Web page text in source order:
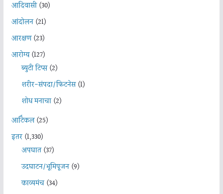
आदिवासी(30)
आंदोलन(21)
आरक्षण(23)
आरोग्य(127)
ब्युटी टिप्स(2)
शरीर-संपदा/फिटनेस(1)
शोध मनाचा(2)
आर्टिकल(25)
इतर(1,330)
अपघात(37)
उदघाटन/भूमिपूजन(9)
काव्यमंच(34)